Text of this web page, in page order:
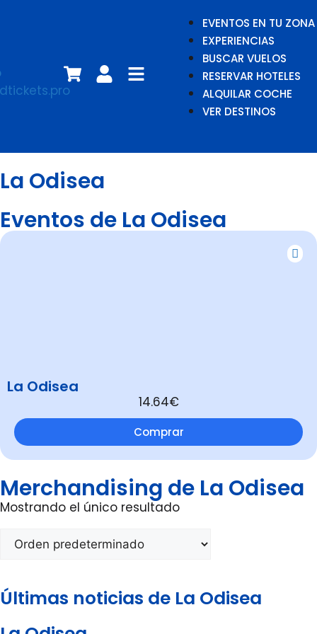
EVENTOS EN TU ZONA
EXPERIENCIAS
BUSCAR VUELOS
RESERVAR HOTELES
ALQUILAR COCHE
VER DESTINOS
La Odisea
Eventos de La Odisea
La Odisea
14.64€
Comprar
Merchandising de La Odisea
Mostrando el único resultado
Últimas noticias de La Odisea